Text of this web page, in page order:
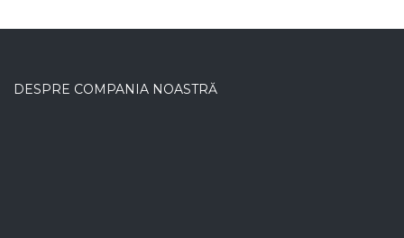
DESPRE COMPANIA NOASTRĂ